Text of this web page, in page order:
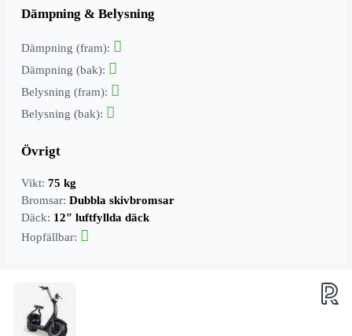
Dämpning & Belysning
Dämpning (fram):
Dämpning (bak):
Belysning (fram):
Belysning (bak):
Övrigt
Vikt: 75 kg
Bromsar: Dubbla skivbromsar
Däck: 12″ luftfyllda däck
Hopfällbar: